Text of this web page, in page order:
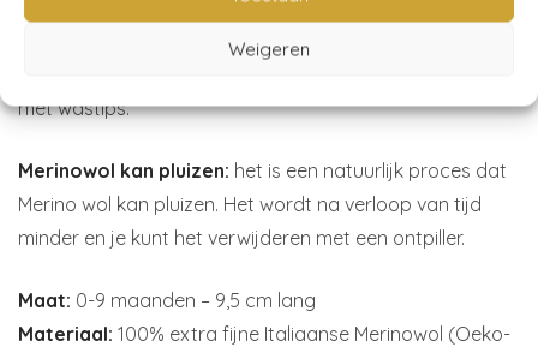
Weigeren
nacht buitenhangen of in de vochtige badkamer zorgt
ervoor dat de slofjes weer lekker fris zijn. Toch een
met wastips.
Merinowol kan pluizen: het is een natuurlijk proces dat
Merino wol kan pluizen. Het wordt na verloop van tijd
minder en je kunt het verwijderen met een ontpiller.
Maat: 0-9 maanden – 9,5 cm lang
Materiaal: 100% extra fijne Italiaanse Merinowol (Oeko-